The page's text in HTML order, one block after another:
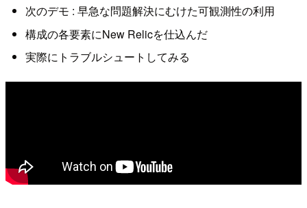
次のデモ : 早急な問題解決にむけた可観測性の利用
構成の各要素にNew Relicを仕込んだ
実際にトラブルシュートしてみる